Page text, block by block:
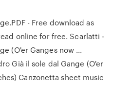
- Free download as
online for free. Scarlatti -
(O'er Ganges now ...
Già il sole dal Gange (O'er
Canzonetta sheet music